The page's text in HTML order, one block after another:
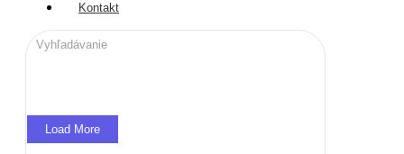
Kontakt
Load More